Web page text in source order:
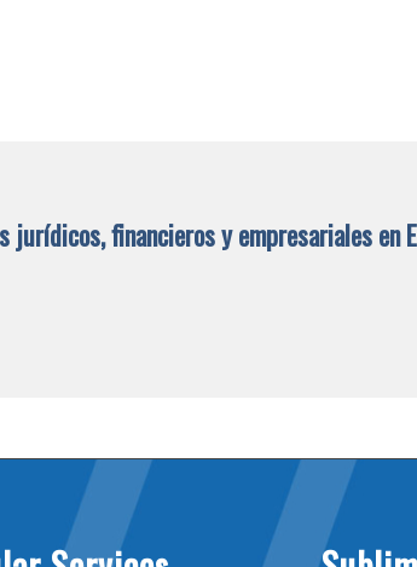
financieros y empresariales en